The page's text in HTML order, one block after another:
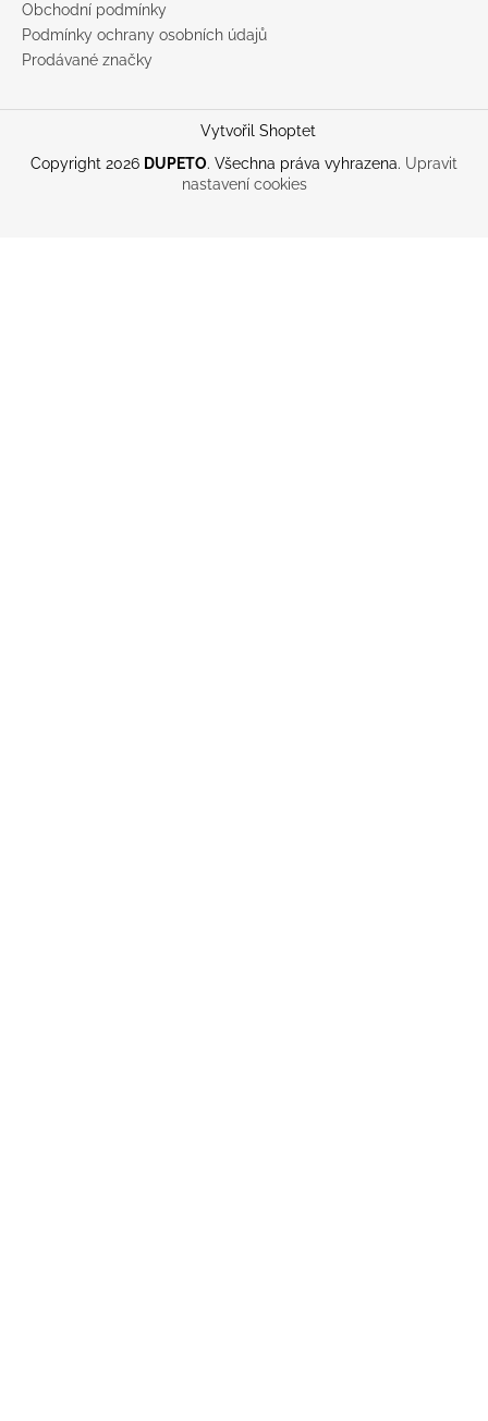
Obchodní podmínky
Podmínky ochrany osobních údajů
Prodávané značky
Vytvořil Shoptet
Copyright 2026 DUPETO. Všechna práva vyhrazena. Upravit
nastavení cookies